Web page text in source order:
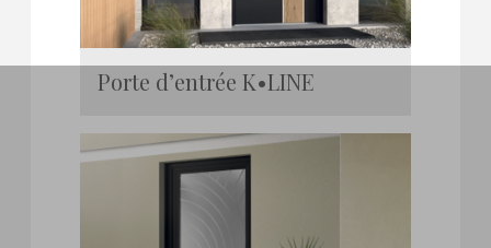
Porte d’entrée K•LINE